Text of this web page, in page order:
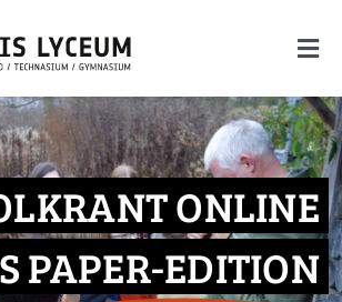
ONLINE
PAPER-EDITION